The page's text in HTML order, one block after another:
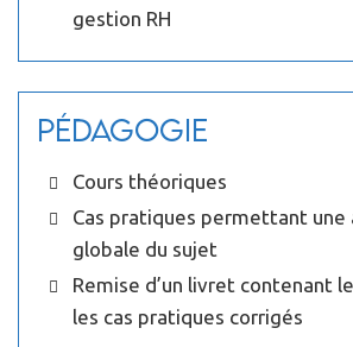
gestion RH
Pédagogie
Cours théoriques
Cas pratiques permettant une
globale du sujet
Remise d’un livret contenant
les cas pratiques corrigés